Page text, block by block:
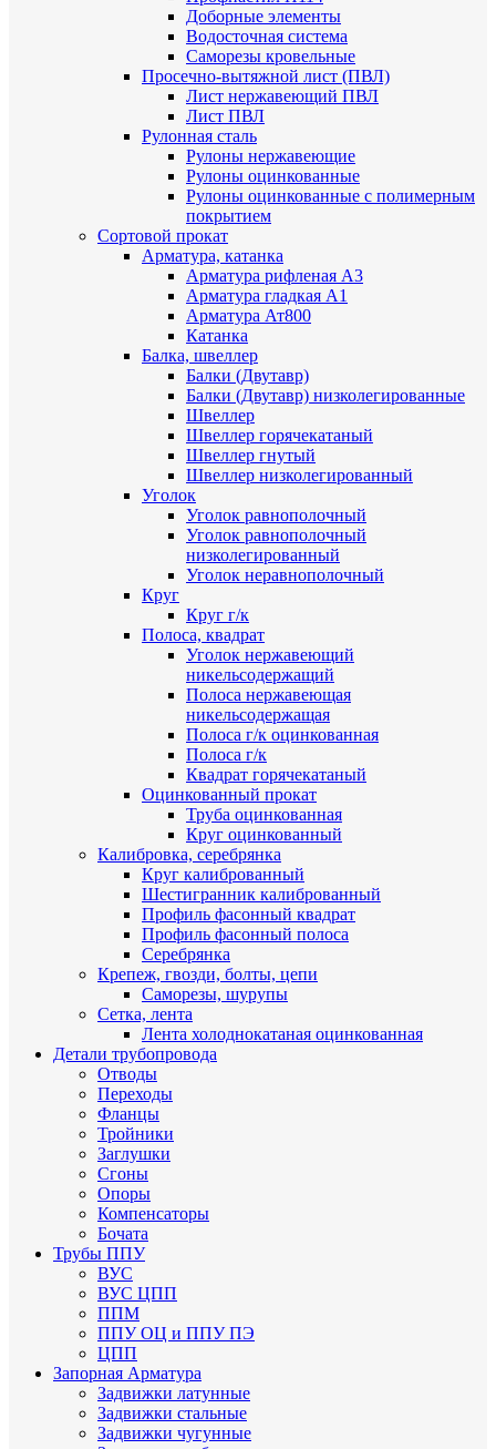
Доборные элементы
Водосточная система
Саморезы кровельные
Просечно-вытяжной лист (ПВЛ)
Лист нержавеющий ПВЛ
Лист ПВЛ
Рулонная сталь
Рулоны нержавеющие
Рулоны оцинкованные
Рулоны оцинкованные с полимерным
покрытием
Сортовой прокат
Арматура, катанка
Арматура рифленая А3
Арматура гладкая А1
Арматура Ат800
Катанка
Балка, швеллер
Балки (Двутавр)
Балки (Двутавр) низколегированные
Швеллер
Швеллер горячекатаный
Швеллер гнутый
Швеллер низколегированный
Уголок
Уголок равнополочный
Уголок равнополочный
низколегированный
Уголок неравнополочный
Круг
Круг г/к
Полоса, квадрат
Уголок нержавеющий
никельсодержащий
Полоса нержавеющая
никельсодержащая
Полоса г/к оцинкованная
Полоса г/к
Квадрат горячекатаный
Оцинкованный прокат
Труба оцинкованная
Круг оцинкованный
Калибровка, серебрянка
Круг калиброванный
Шестигранник калиброванный
Профиль фасонный квадрат
Профиль фасонный полоса
Серебрянка
Крепеж, гвозди, болты, цепи
Саморезы, шурупы
Сетка, лента
Лента холоднокатаная оцинкованная
Детали трубопровода
Отводы
Переходы
Фланцы
Тройники
Заглушки
Сгоны
Опоры
Компенсаторы
Бочата
Трубы ППУ
ВУС
ВУС ЦПП
ППМ
ППУ ОЦ и ППУ ПЭ
ЦПП
Запорная Арматура
Задвижки латунные
Задвижки стальные
Задвижки чугунные